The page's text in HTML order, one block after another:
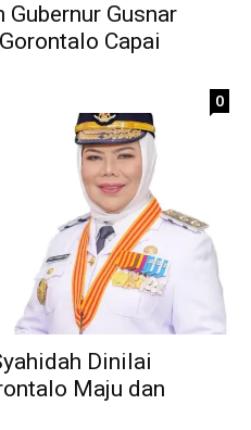
Gusnar
Capai
0
Dinilai
Maju dan